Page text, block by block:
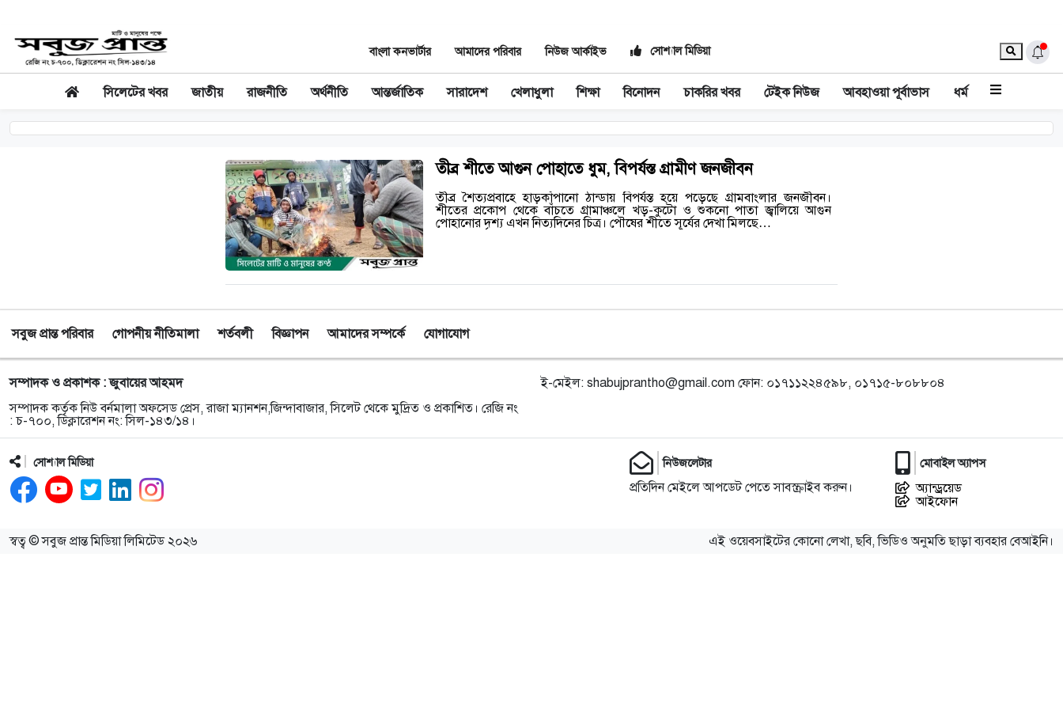
বাংলা কনভার্টার আমাদের পরিবার নিউজ আর্কাইভ সোশ্যাল মিডিয়া
সিলেটের খবর জাতীয় রাজনীতি অর্থনীতি আন্তর্জাতিক সারাদেশ খেলাধুলা শিক্ষা বিনোদন চাকরির খবর টেইক নিউজ আবহাওয়া পূর্বাভাস ধর্ম
তীব্র শীতে আগুন পোহাতে ধুম, বিপর্যস্ত গ্রামীণ জনজীবন
তীব্র শৈত্যপ্রবাহে হাড়কাঁপানো ঠান্ডায় বিপর্যস্ত হয়ে পড়েছে গ্রামবাংলার জনজীবন।
শীতের প্রকোপ থেকে বাঁচতে গ্রামাঞ্চলে খড়-কুটো ও শুকনো পাতা জ্বালিয়ে আগুন
পোহানোর দৃশ্য এখন নিত্যদিনের চিত্র। পৌষের শীতে সূর্যের দেখা মিলছে…
সবুজ প্রান্ত পরিবার গোপনীয় নীতিমালা শর্তবলী বিজ্ঞাপন আমাদের সম্পর্কে যোগাযোগ
সম্পাদক ও প্রকাশক : জুবায়ের আহমদ
সম্পাদক কর্তৃক নিউ বর্নমালা অফসেড প্রেস, রাজা ম্যানশন,জিন্দাবাজার, সিলেট থেকে মুদ্রিত ও প্রকাশিত। রেজি নং
: চ-৭০০, ডিক্লারেশন নং: সিল-১৪৩/১৪।
ই-মেইল: shabujprantho@gmail.com ফোন: ০১৭১১২২৪৫৯৮, ০১৭১৫-৮০৮৮০৪
সোশ্যাল মিডিয়া নিউজলেটার
প্রতিদিন মেইলে আপডেট পেতে সাবস্ক্রাইব করুন।
মোবাইল অ্যাপস
অ্যান্ড্রয়েড
আইফোন
স্বত্ব © সবুজ প্রান্ত মিডিয়া লিমিটেড ২০২৬ এই ওয়েবসাইটের কোনো লেখা, ছবি, ভিডিও অনুমতি ছাড়া ব্যবহার বেআইনি।